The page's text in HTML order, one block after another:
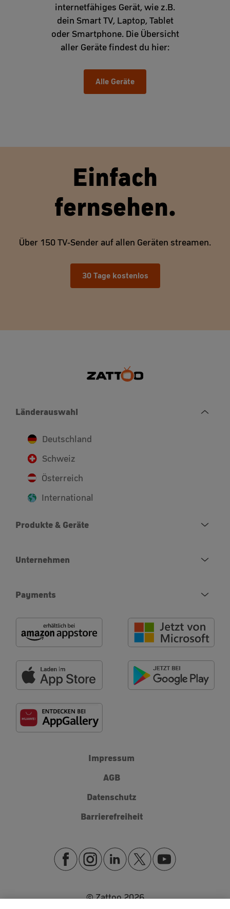
internetfähiges Gerät, wie z.B.
dein Smart TV, Laptop, Tablet
oder Smartphone. Die Übersicht
aller Geräte findest du hier:
Alle Geräte
Einfach
fernsehen.
Über 150 TV-Sender auf allen Geräten streamen.
30 Tage kostenlos
Länderauswahl
Deutschland
Schweiz
Österreich
International
Produkte & Geräte
Unternehmen
Payments
Impressum
AGB
Datenschutz
Barrierefreiheit
© Zattoo2026